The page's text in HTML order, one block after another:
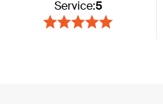
Service:5